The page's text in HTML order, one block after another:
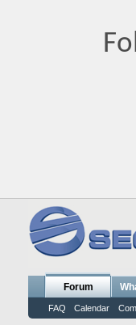
Forum
FAQ Calendar